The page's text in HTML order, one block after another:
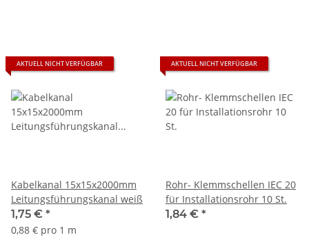
AKTUELL NICHT VERFÜGBAR
Kabelkanal 15x15x2000mm
Leitungsführungskanal weiß
1,75 € *
0,88 € pro 1 m
AKTUELL NICHT VERFÜGBAR
Rohr- Klemmschellen IEC 20
für Installationsrohr 10 St.
1,84 € *